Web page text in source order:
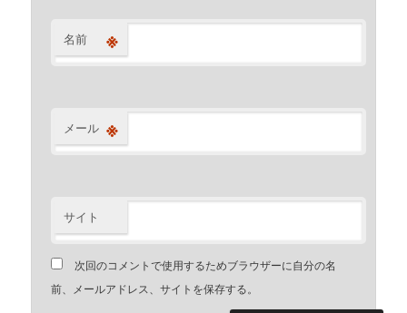
名前 ※
メール ※
サイト
次回のコメントで使用するためブラウザーに自分の名
前、メールアドレス、サイトを保存する。